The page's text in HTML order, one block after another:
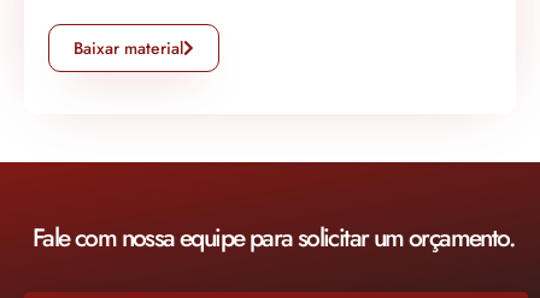
Baixar material
Fale com nossa equipe para solicitar um orçamento.